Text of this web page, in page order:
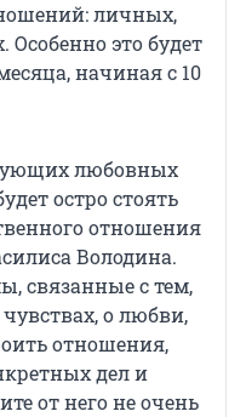
личных,
Особенно это будет
начиная с 10
любовных
остро стоять
отношения
Володина.
связанные с тем,
о любви,
отношения,
дел и
от него не очень